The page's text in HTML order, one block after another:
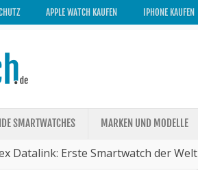
APPLE WATCH KAUFEN IPHONE KAUFEN
SMARTWATCHES MARKEN UND MODELLE
Datalink: Erste Smartwatch der Welt